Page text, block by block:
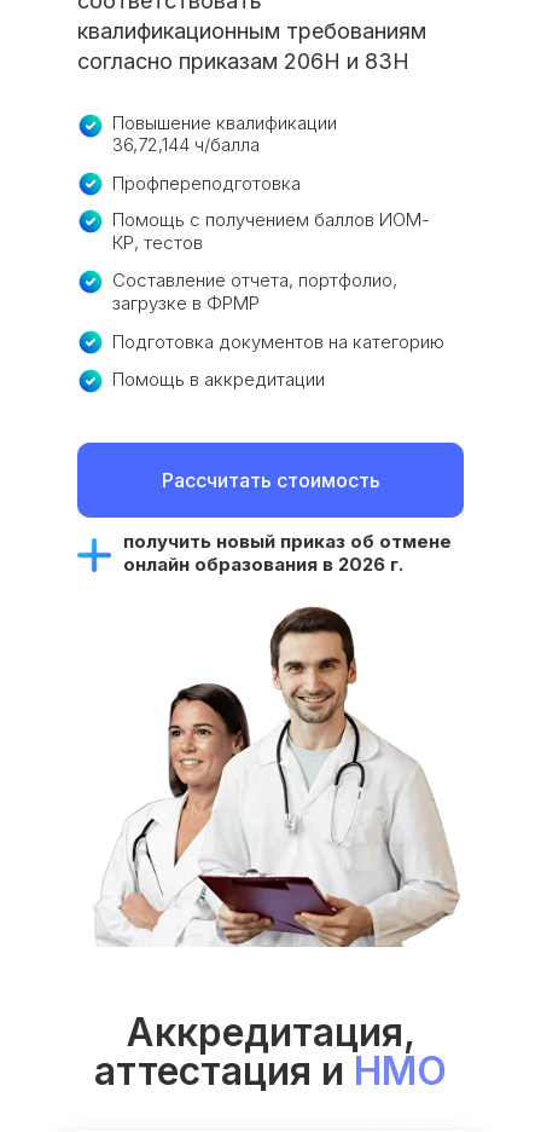
квалификационным требованиям
согласно приказам 206Н и 83Н
Рассчитать стоимость
Повышение квалификации
36,72,144 ч/балла
Профпереподготовка
Помощь с получением баллов ИОМ-
КР, тестов
Подготовка документов на категорию
Составление отчета, портфолио,
загрузке в ФРМР
Помощь в аккредитации
получить новый приказ об отмене
онлайн образования в 2026 г.
Аккредитация,
аттестация и НМО